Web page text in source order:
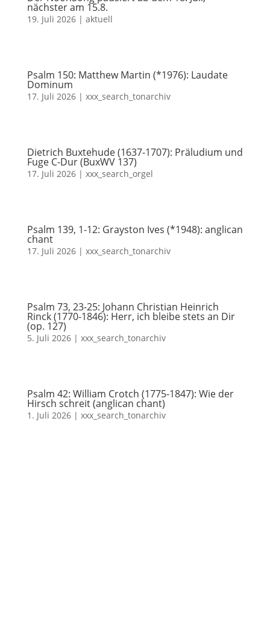
nächster am 15.8.
19. Juli 2026| aktuell
Psalm 150: Matthew Martin (*1976): Laudate
Dominum
17. Juli 2026| xxx_search_tonarchiv
Dietrich Buxtehude (1637-1707): Präludium und
Fuge C-Dur (BuxWV 137)
17. Juli 2026| xxx_search_orgel
Psalm 139, 1-12: Grayston Ives (*1948): anglican
chant
17. Juli 2026| xxx_search_tonarchiv
Psalm 73, 23-25: Johann Christian Heinrich
Rinck (1770-1846): Herr, ich bleibe stets an Dir
(op. 127)
5. Juli 2026| xxx_search_tonarchiv
Psalm 42: William Crotch (1775-1847): Wie der
Hirsch schreit (anglican chant)
1. Juli 2026| xxx_search_tonarchiv